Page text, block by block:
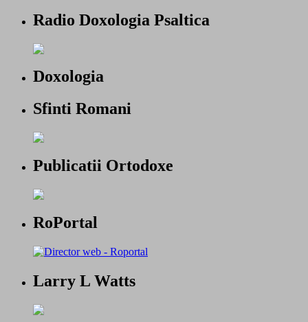
Radio Doxologia Psaltica
Doxologia
Sfinti Romani
Publicatii Ortodoxe
RoPortal
Larry L Watts